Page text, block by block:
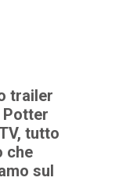
trailer
Potter
tutto
che
sul